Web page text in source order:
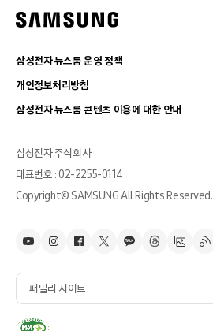
삼성전자 뉴스룸 운영 정책
개인정보처리방침
삼성전자 뉴스룸 콘텐츠 이용에 대한 안내
삼성전자 주식회사
대표번호 : 02-2255-0114
Copyright© SAMSUNG All Rights Reserved.
패밀리 사이트